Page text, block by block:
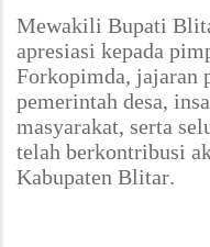
Mewakili Bupati
apresiasi kepada
Forkopimda, jajaran
pemerintah desa,
masyarakat, serta
telah berkontribusi
Kabupaten Blitar.